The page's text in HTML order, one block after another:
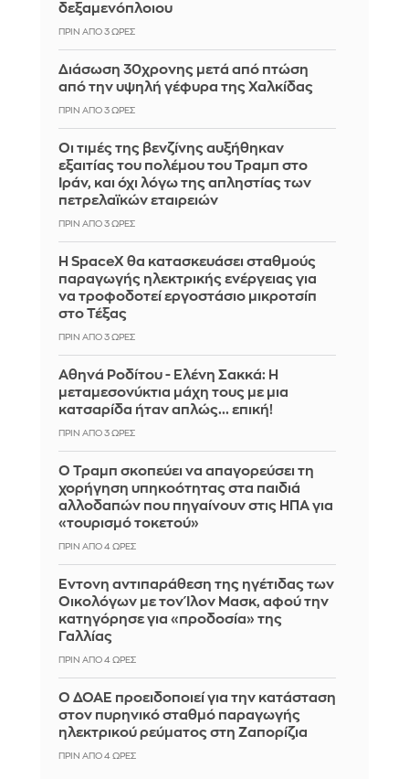
δεξαμενόπλοιου
ΠΡΙΝ ΑΠΌ 3 ΏΡΕΣ
Διάσωση 30χρονης μετά από πτώση
από την υψηλή γέφυρα της Χαλκίδας
ΠΡΙΝ ΑΠΌ 3 ΏΡΕΣ
Οι τιμές της βενζίνης αυξήθηκαν
εξαιτίας του πολέμου του Τραμπ στο
Ιράν, και όχι λόγω της απληστίας των
πετρελαϊκών εταιρειών
ΠΡΙΝ ΑΠΌ 3 ΏΡΕΣ
Η SpaceX θα κατασκευάσει σταθμούς
παραγωγής ηλεκτρικής ενέργειας για
να τροφοδοτεί εργοστάσιο μικροτσίπ
στο Τέξας
ΠΡΙΝ ΑΠΌ 3 ΏΡΕΣ
Αθηνά Ροδίτου - Ελένη Σακκά: Η
μεταμεσονύκτια μάχη τους με μια
κατσαρίδα ήταν απλώς... επική!
ΠΡΙΝ ΑΠΌ 3 ΏΡΕΣ
Ο Τραμπ σκοπεύει να απαγορεύσει τη
χορήγηση υπηκοότητας στα παιδιά
αλλοδαπών που πηγαίνουν στις ΗΠΑ για
«τουρισμό τοκετού»
ΠΡΙΝ ΑΠΌ 4 ΏΡΕΣ
Έντονη αντιπαράθεση της ηγέτιδας των
Οικολόγων με τον Ίλον Μασκ, αφού την
κατηγόρησε για «προδοσία» της
Γαλλίας
ΠΡΙΝ ΑΠΌ 4 ΏΡΕΣ
Ο ΔΟΑΕ προειδοποιεί για την κατάσταση
στον πυρηνικό σταθμό παραγωγής
ηλεκτρικού ρεύματος στη Ζαπορίζια
ΠΡΙΝ ΑΠΌ 4 ΏΡΕΣ